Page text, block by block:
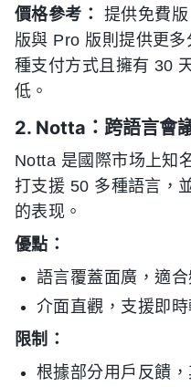
價格參考：
提供免費
版與 Pro 版則提供更
種支付方式且擁有 30
低。
2. Notta：跨語言會
Notta 是國際市场上知
打支援 50 多種語言，
的表现。
優點：
語言覆蓋面廣，適
介面直觀，支援即
限制：
根據部分用戶反饋